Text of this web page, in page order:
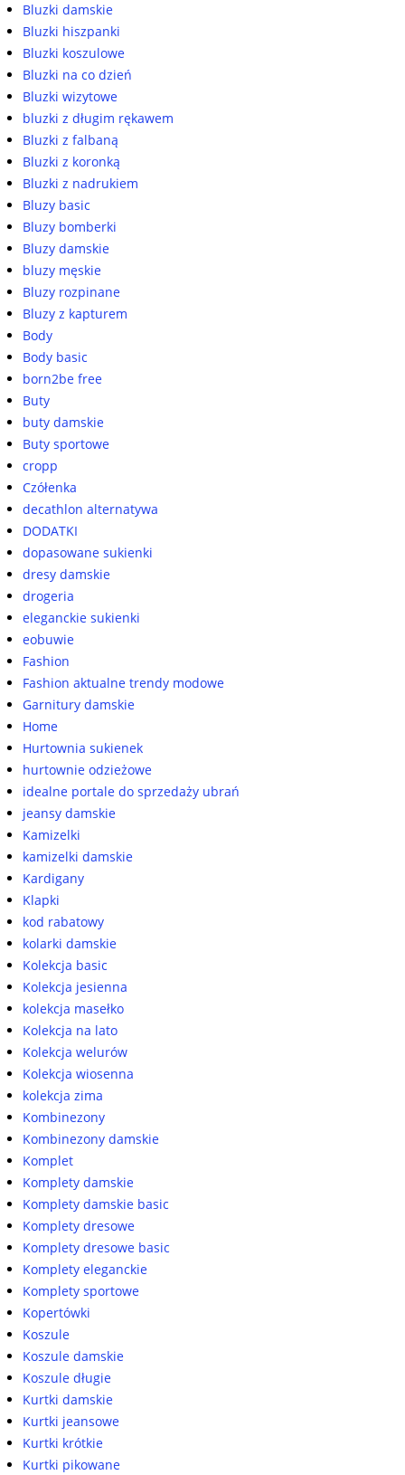
Bluzki damskie
Bluzki hiszpanki
Bluzki koszulowe
Bluzki na co dzień
Bluzki wizytowe
bluzki z długim rękawem
Bluzki z falbaną
Bluzki z koronką
Bluzki z nadrukiem
Bluzy basic
Bluzy bomberki
Bluzy damskie
bluzy męskie
Bluzy rozpinane
Bluzy z kapturem
Body
Body basic
born2be free
Buty
buty damskie
Buty sportowe
cropp
Czółenka
decathlon alternatywa
DODATKI
dopasowane sukienki
dresy damskie
drogeria
eleganckie sukienki
eobuwie
Fashion
Fashion aktualne trendy modowe
Garnitury damskie
Home
Hurtownia sukienek
hurtownie odzieżowe
idealne portale do sprzedaży ubrań
jeansy damskie
Kamizelki
kamizelki damskie
Kardigany
Klapki
kod rabatowy
kolarki damskie
Kolekcja basic
Kolekcja jesienna
kolekcja masełko
Kolekcja na lato
Kolekcja welurów
Kolekcja wiosenna
kolekcja zima
Kombinezony
Kombinezony damskie
Komplet
Komplety damskie
Komplety damskie basic
Komplety dresowe
Komplety dresowe basic
Komplety eleganckie
Komplety sportowe
Kopertówki
Koszule
Koszule damskie
Koszule długie
Kurtki damskie
Kurtki jeansowe
Kurtki krótkie
Kurtki pikowane